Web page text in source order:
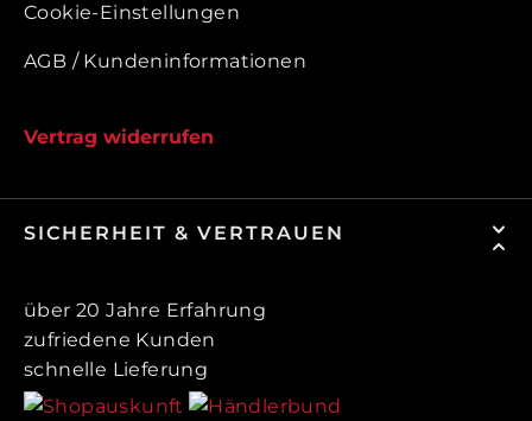
Cookie-Einstellungen
AGB / Kundeninformationen
Vertrag widerrufen
SICHERHEIT & VERTRAUEN
über 20 Jahre Erfahrung
zufriedene Kunden
schnelle Lieferung